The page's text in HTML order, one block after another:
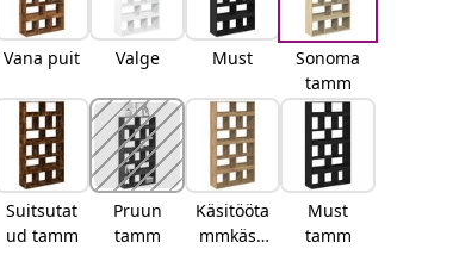
Vana puit Valge Must
Sonoma
tamm
Suitsutat
ud tamm
Pruun
tamm
Käsitööta
mmkäsit
Must
tamm